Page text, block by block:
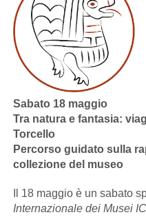
Sabato 18 maggio
Tra natura e fantasia:
Torcello
Percorso guidato sulla
collezione del museo
Il 18 maggio è un sabato
Internazionale dei Musei